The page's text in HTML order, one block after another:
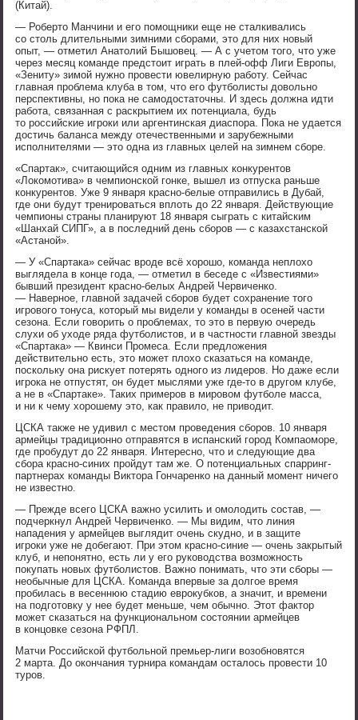
(Китай).
— Роберто Манчини и его помощники еще не сталкивались
со столь длительными зимними сборами, это для них новый
опыт, — отметил Анатолий Бышовец. — А с учетом того, что уже
через месяц команде предстоит играть в плей-офф Лиги Европы,
«Зениту» зимой нужно провести ювелирную работу. Сейчас
главная проблема клуба в том, что его футболисты довольно
перспективны, но пока не самодостаточны. И здесь должна идти
работа, связанная с раскрытием их потенциала, будь
то российские игроки или аргентинская диаспора. Пока не удается
достичь баланса между отечественными и зарубежными
исполнителями — это одна из главных целей на зимнем сборе.
«Спартак», считающийся одним из главных конкурентов
«Локомотива» в чемпионской гонке, вышел из отпуска раньше
конкурентов. Уже 9 января красно-белые отправились в Дубай,
где они будут тренироваться вплоть до 22 января. Действующие
чемпионы страны планируют 18 января сыграть с китайским
«Шанхай СИПГ», а в последний день сборов — с казахстанской
«Астаной».
— У «Спартака» сейчас вроде всё хорошо, команда неплохо
выглядела в конце года, — отметил в беседе с «Известиями»
бывший президент красно-белых Андрей Червиченко.
— Наверное, главной задачей сборов будет сохранение того
игрового тонуса, который мы видели у команды в осеней части
сезона. Если говорить о проблемах, то это в первую очередь
слухи об уходе ряда футболистов, и в частности главной звезды
«Спартака» — Квинси Промеса. Если предложения
действительно есть, это может плохо сказаться на команде,
поскольку она рискует потерять одного из лидеров. Но даже если
игрока не отпустят, он будет мыслями уже где-то в другом клубе,
а не в «Спартаке». Таких примеров в мировом футболе масса,
и ни к чему хорошему это, как правило, не приводит.
ЦСКА также не удивил с местом проведения сборов. 10 января
армейцы традиционно отправятся в испанский город Компаоморе,
где пробудут до 22 января. Интересно, что и следующие два
сбора красно-синих пройдут там же. О потенциальных спарринг-
партнерах команды Виктора Гончаренко на данный момент ничего
не известно.
— Прежде всего ЦСКА важно усилить и омолодить состав, —
подчеркнул Андрей Червиченко. — Мы видим, что линия
нападения у армейцев выглядит очень скудно, и в защите
игроки уже не добегают. При этом красно-синие — очень закрытый
клуб, и непонятно, есть ли у его руководства возможность
покупать новых футболистов. Важно понимать, что эти сборы —
необычные для ЦСКА. Команда впервые за долгое время
пробилась в весеннюю стадию еврокубков, а значит, и времени
на подготовку у нее будет меньше, чем обычно. Этот фактор
может сказаться на функциональном состоянии армейцев
в концовке сезона РФПЛ.
Матчи Российской футбольной премьер-лиги возобновятся
2 марта. До окончания турнира командам осталось провести 10
туров.